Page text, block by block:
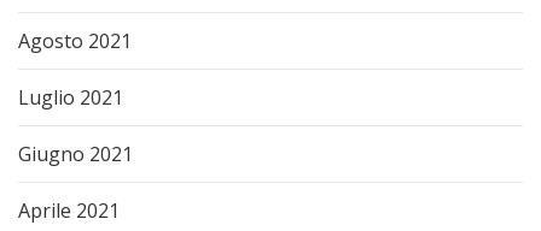
Agosto 2021
Luglio 2021
Giugno 2021
Aprile 2021